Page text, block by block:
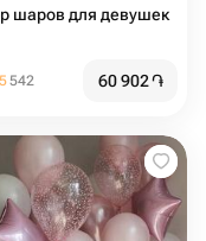
шаров для девушек
542 60 902֏